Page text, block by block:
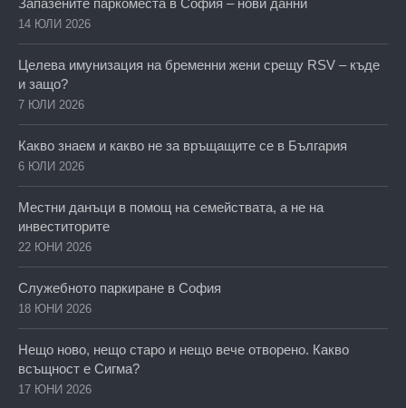
Запазените паркоместа в София – нови данни
14 ЮЛИ 2026
Целева имунизация на бременни жени срещу RSV – къде
и защо?
7 ЮЛИ 2026
Какво знаем и какво не за връщащите се в България
6 ЮЛИ 2026
Местни данъци в помощ на семействата, а не на
инвеститорите
22 ЮНИ 2026
Служебното паркиране в София
18 ЮНИ 2026
Нещо ново, нещо старо и нещо вече отворено. Какво
всъщност е Сигма?
17 ЮНИ 2026